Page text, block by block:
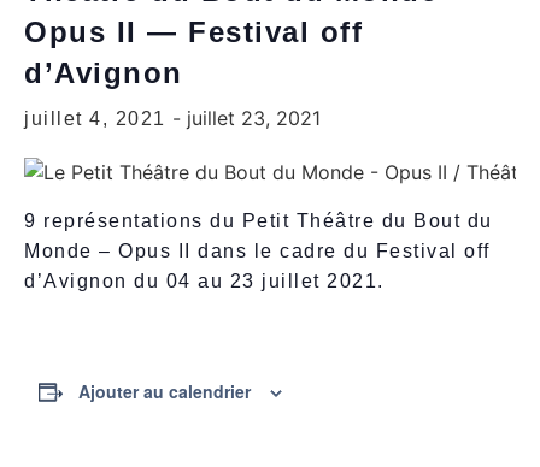
Opus II — Festival off
d’Avignon
juillet 4, 2021 - juillet 23, 2021
9 représentations du Petit Théâtre du Bout du
Monde – Opus II dans le cadre du Festival off
d’Avignon du 04 au 23 juillet 2021.
Ajouter au calendrier